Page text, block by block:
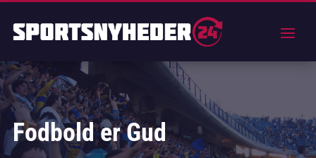
Fodbold er Gud